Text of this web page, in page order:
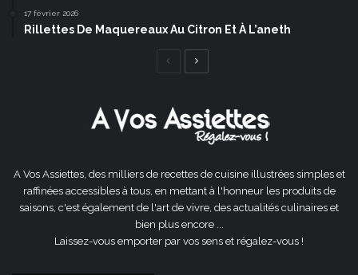
17 février 2026
Rillettes De Maquereaux Au Citron Et À L’aneth
Page
A Vos Assiettes, des milliers de recettes de cuisine illustrées simples et
raffinées accessibles à tous, en mettant à l'honneur les produits de
saisons, c'est également de l'art de vivre, des actualités culinaires et
bien plus encore ...
Laissez-vous emporter par vos sens et régalez-vous !